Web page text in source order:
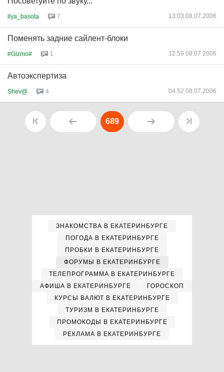
ilya_basota 7 13:03 08.07.2006
Поменять задние сайлент-блоки
#Gizmo# 1 12:59 08.07.2006
Автоэкспертиза
Shev@ 4 04:52 08.07.2006
689
ЗНАКОМСТВА В ЕКАТЕРИНБУРГЕ
ПОГОДА В ЕКАТЕРИНБУРГЕ
ПРОБКИ В ЕКАТЕРИНБУРГЕ
ФОРУМЫ В ЕКАТЕРИНБУРГЕ
ТЕЛЕПРОГРАММА В ЕКАТЕРИНБУРГЕ
АФИША В ЕКАТЕРИНБУРГЕ
ГОРОСКОП
КУРСЫ ВАЛЮТ В ЕКАТЕРИНБУРГЕ
ТУРИЗМ В ЕКАТЕРИНБУРГЕ
ПРОМОКОДЫ В ЕКАТЕРИНБУРГЕ
РЕКЛАМА В ЕКАТЕРИНБУРГЕ